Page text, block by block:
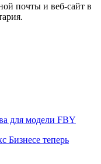
почты и веб-сайт в
для модели FBY
Бизнесе теперь